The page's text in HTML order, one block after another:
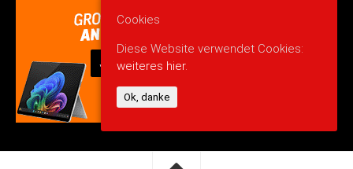
Cookies
Diese Website verwendet Cookies:
weiteres hier.
Ok, danke